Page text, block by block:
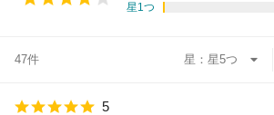
星1つ
47件 星：
5